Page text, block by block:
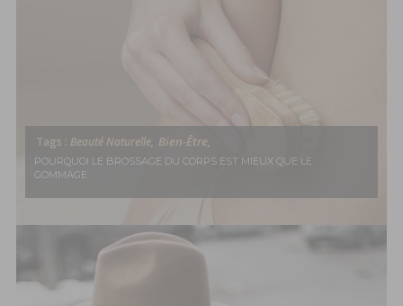
Tags : Beauté Naturelle, Bien-Être,
POURQUOI LE BROSSAGE DU CORPS EST MIEUX QUE LE
GOMMAGE